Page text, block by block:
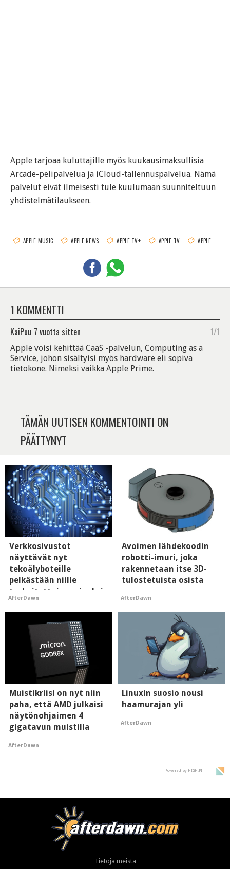
Apple tarjoaa kuluttajille myös kuukausimaksullisia
Arcade-pelipalvelua ja iCloud-tallennuspalvelua. Nämä
palvelut eivät ilmeisesti tule kuulumaan suunniteltuun
yhdistelmätilaukseen.
APPLE MUSIC APPLE NEWS APPLE TV+ APPLE TV APPLE
1 KOMMENTTI
KaiPuu 7 vuotta sitten 1/1
Apple voisi kehittää CaaS -palvelun, Computing as a
Service, johon sisältyisi myös hardware eli sopiva
tietokone. Nimeksi vaikka Apple Prime.
TÄMÄN UUTISEN KOMMENTOINTI ON
PÄÄTTYNYT
Verkkosivustot
näyttävät nyt
tekoälyboteille
pelkästään niille
tarkoitettuja mainoksia
- vaikuttaa tekoälyn
mielikuvaan brändistä
AfterDawn
Avoimen lähdekoodin
robotti-imuri, joka
rakennetaan itse 3D-
tulostetuista osista
AfterDawn
Muistikriisi on nyt niin
paha, että AMD julkaisi
näytönohjaimen 4
gigatavun muistilla
AfterDawn
Linuxin suosio nousi
haamurajan yli
AfterDawn
Powered by HIGH.FI
Tietoja meistä